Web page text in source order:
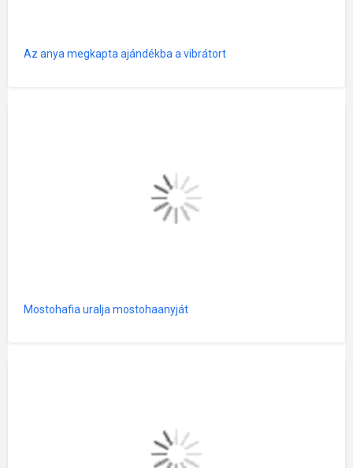
Az anya megkapta ajándékba a vibrátort
Mostohafia uralja mostohaanyját